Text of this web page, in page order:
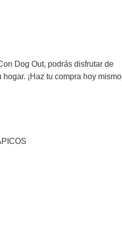
Dog Out, podrás disfrutar de
¡Haz tu compra hoy mismo